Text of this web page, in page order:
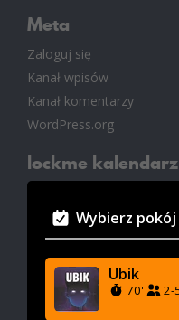
Meta
Zaloguj się
Kanał wpisów
Kanał komentarzy
WordPress.org
lockme kalendarz